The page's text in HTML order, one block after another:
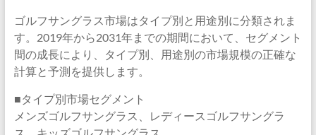
ゴルフサングラス市場はタイプ別と用途別に分類されま
す。2019年から2031年までの期間において、セグメント
間の成長により、タイプ別、用途別の市場規模の正確な
計算と予測を提供します。
■タイプ別市場セグメント
メンズゴルフサングラス、レディースゴルフサングラ